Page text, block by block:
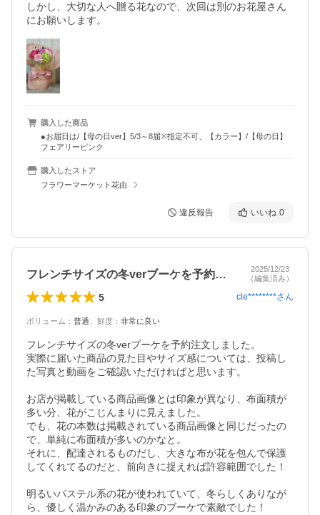
しかし、大切な人へ贈る花なので、次回は別のお花屋さん
購入した商品
●お届日は/【母の日ver】5/3～8届※指定不可、【カラー】/【母の日】
フェアリーピンク
購入したストア
フラワーマーケット花由
違反報告 いいね 0
フレンチサイズの冬verブーケを予約注…
2025/12/23
（編集済み）
5 cle********さん
ボリューム ： 普通 鮮度 ： 非常に良い
フレンチサイズの冬verブーケを予約注文しました。
実際に届いた商品の見た目やサイズ感については、投稿し
た写真と動画をご確認いただければと思います。
お店が掲載している商品画像とは印象が異なり、布面積が
多い分、花がこじんまりに見えました。
でも、花の本数は掲載されている商品画像と同じだったの
で、単純に布面積が多いのかなと。
それに、配達されるものだし、大きな布が花を包んで保護
してくれてるのだと、前向きに捉えれば許容範囲でした！
明るいパステル系の花が使われていて、冬らしくありなが
ら、優しく温かみのある印象のブーケで素敵でした！